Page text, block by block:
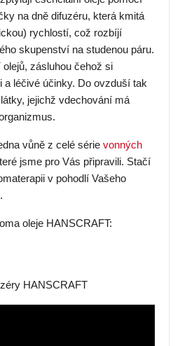
na dně difuzéru, která kmitá
rychlostí, což rozbíjí
skupenství na studenou páru.
zásluhou čehož si
a léčivé účinky. Do ovzduší tak
jejichž vdechování má
vůně z celé série vonných
jsme pro Vás připravili. Stačí
v pohodlí Vašeho
oleje HANSCRAFT:
HANSCRAFT